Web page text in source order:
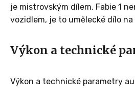
je mistrovským dílem. Fabie 1
vozidlem, je to umělecké dílo na
Výkon a technické
Výkon a technické parametry